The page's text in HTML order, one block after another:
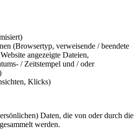
(Browsertyp, verweisende / beendete
angezeigte Dateien,
/ Zeitstempel und / oder
Klicks)
Daten, die von oder durch die
werden.